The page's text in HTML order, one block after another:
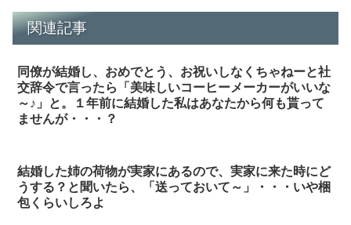
関連記事
同僚が結婚し、おめでとう、お祝いしなくちゃねーと社
交辞令で言ったら「美味しいコーヒーメーカーがいいな
～♪」と。１年前に結婚した私はあなたから何も貰って
ませんが・・・？
結婚した姉の荷物が実家にあるので、実家に来た時にど
うする？と聞いたら、「送っておいて～」・・・いや梱
包くらいしろよ